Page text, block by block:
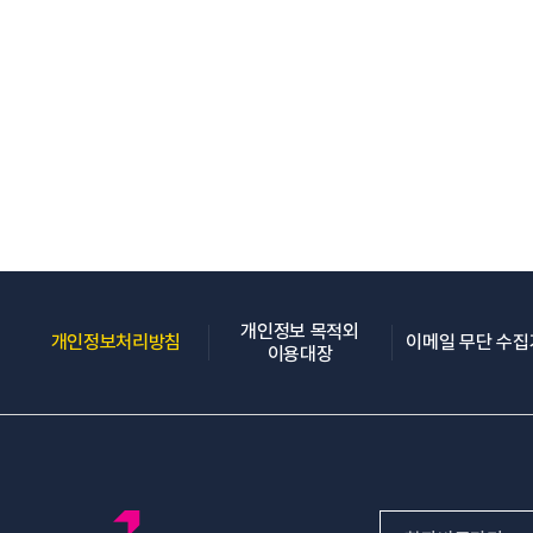
개인정보처리방침 (새 창 열림)개인정보 목적외
이용대장(새 창 열림)이메일 무단 수